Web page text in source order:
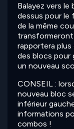
Balayez vers
dessus pour le
de la même
transformeront
rapportera
des blocs pour
un nouveau
CONSEIL :
nouveau bloc
inférieur
informations
combos !